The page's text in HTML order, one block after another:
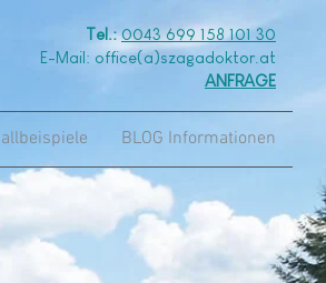
BLOG Informationen
Tel.: 0043 699 158 101 30
E-Mail: office(a)szagadoktor.at
ANFRAGE